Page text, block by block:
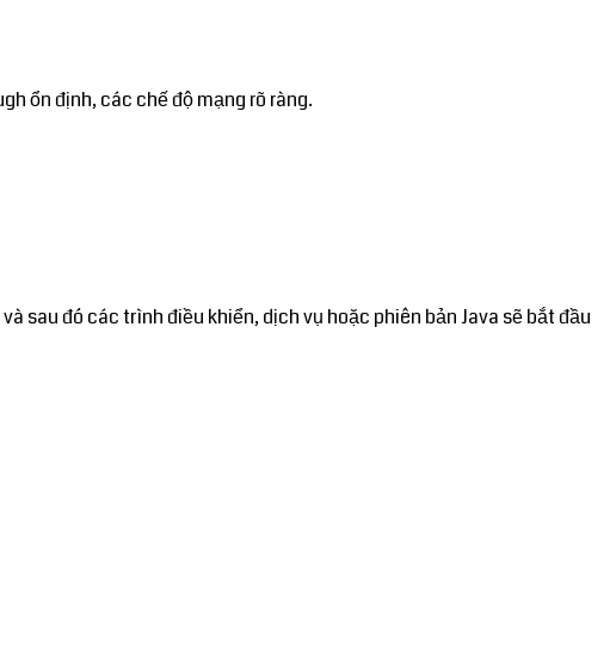
ổn định, các chế độ mạng rõ ràng.
sau đó các trình điều khiển, dịch vụ hoặc phiên bản Java sẽ bắt đầu